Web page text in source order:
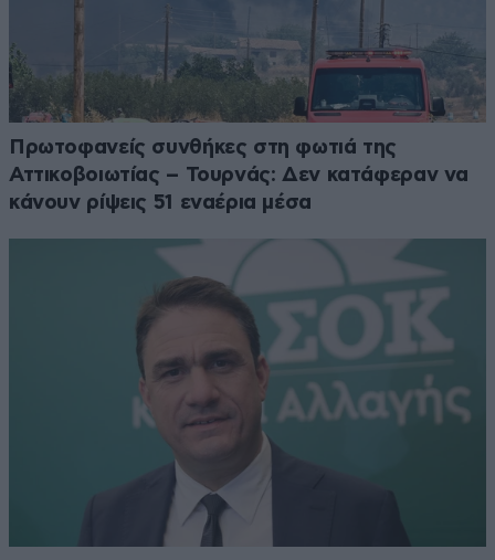
Πρωτοφανείς συνθήκες στη φωτιά της
Αττικοβοιωτίας – Τουρνάς: Δεν κατάφεραν να
κάνουν ρίψεις 51 εναέρια μέσα